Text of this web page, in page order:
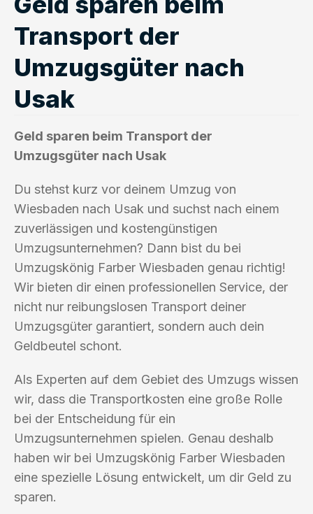
Transport der
Umzugsgüter nach
Usak
Geld sparen beim Transport der
Umzugsgüter nach Usak
Du stehst kurz vor deinem Umzug von
Wiesbaden nach Usak und suchst nach einem
zuverlässigen und kostengünstigen
Umzugsunternehmen? Dann bist du bei
Umzugskönig Farber Wiesbaden genau richtig!
Wir bieten dir einen professionellen Service, der
nicht nur reibungslosen Transport deiner
Umzugsgüter garantiert, sondern auch dein
Geldbeutel schont.
Als Experten auf dem Gebiet des Umzugs wissen
wir, dass die Transportkosten eine große Rolle
bei der Entscheidung für ein
Umzugsunternehmen spielen. Genau deshalb
haben wir bei Umzugskönig Farber Wiesbaden
eine spezielle Lösung entwickelt, um dir Geld zu
sparen.